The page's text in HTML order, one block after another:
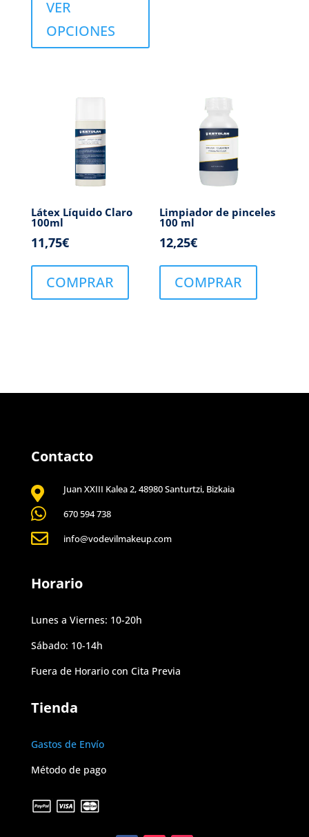
VER
OPCIONES
Látex Líquido Claro
100ml
11,75€
COMPRAR
Limpiador de pinceles
100 ml
12,25€
COMPRAR
Contacto
 Juan XXIII Kalea 2, 48980 Santurtzi, Bizkaia
 670 594 738
 info@vodevilmakeup.com
Horario
Lunes a Viernes: 10-20h
Sábado: 10-14h
Fuera de Horario con Cita Previa
Tienda
Gastos de Envío
Método de pago